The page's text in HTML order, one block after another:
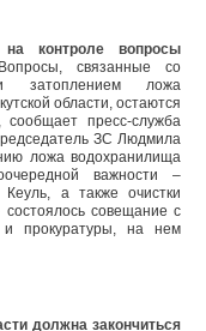
на контроле вопросы
связанные со
затоплением ложа
области, остаются
сообщает пресс-служба
ЗС Людмила
ложа водохранилища
важности –
а также очистки
совещание с
и прокуратуры, на нем
должна закончиться